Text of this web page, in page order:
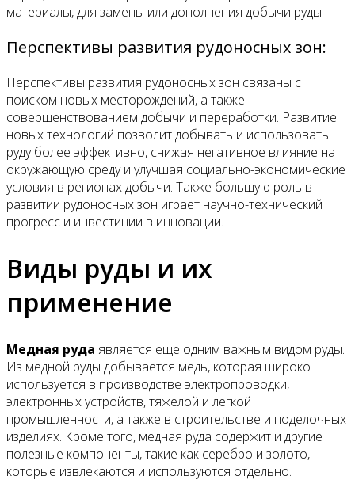
материалы, для замены или дополнения добычи руды.
Перспективы развития рудоносных зон:
Перспективы развития рудоносных зон связаны с
поиском новых месторождений, а также
совершенствованием добычи и переработки. Развитие
новых технологий позволит добывать и использовать
руду более эффективно, снижая негативное влияние на
окружающую среду и улучшая социально-экономические
условия в регионах добычи. Также большую роль в
развитии рудоносных зон играет научно-технический
прогресс и инвестиции в инновации.
Виды руды и их
применение
Медная руда является еще одним важным видом руды.
Из медной руды добывается медь, которая широко
используется в производстве электропроводки,
электронных устройств, тяжелой и легкой
промышленности, а также в строительстве и поделочных
изделиях. Кроме того, медная руда содержит и другие
полезные компоненты, такие как серебро и золото,
которые извлекаются и используются отдельно.